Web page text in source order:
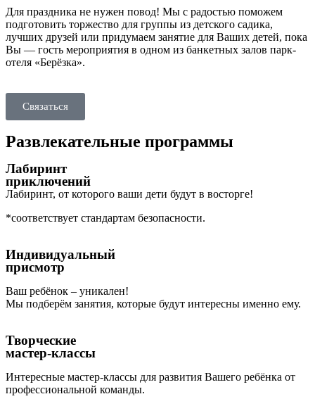
Для праздника не нужен повод! Мы с радостью поможем
подготовить торжество для группы из детского садика,
лучших друзей или придумаем занятие для Ваших детей, пока
Вы — гость мероприятия в одном из банкетных залов парк-
отеля «Берёзка».
Связаться
Развлекательные программы
Лабиринт
приключений
Лабиринт, от которого ваши дети будут в восторге!
*соответствует стандартам безопасности.
Индивидуальный
присмотр
Ваш ребёнок – уникален!
Мы подберём занятия, которые будут интересны именно ему.
Творческие
мастер-классы
Интересные мастер-классы для развития Вашего ребёнка от
профессиональной команды.